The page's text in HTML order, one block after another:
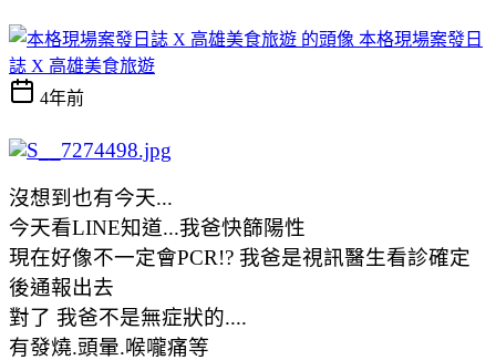
本格現場案發日
誌 X 高雄美食旅遊
4年前
沒想到也有今天...
今天看LINE知道...我爸快篩陽性
現在好像不一定會PCR!? 我爸是視訊醫生看診確定
後通報出去
對了 我爸不是無症狀的....
有發燒.頭暈.喉嚨痛等